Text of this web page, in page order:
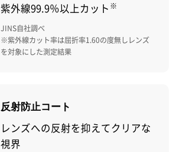
紫外線99.9％以上カット ※
JINS自社調べ
※紫外線カット率は屈折率1.60の度無しレンズ
を対象にした測定結果
反射防止コート
レンズへの反射を抑えてクリアな
視界